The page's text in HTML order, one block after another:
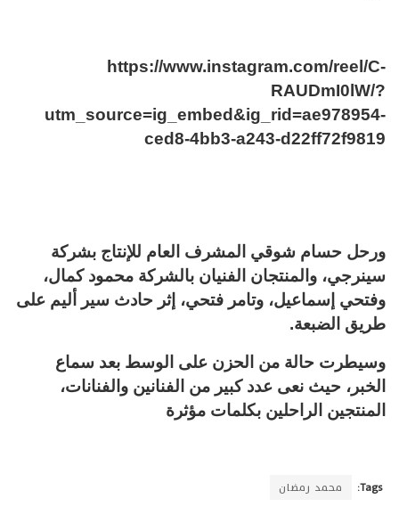
https://www.instagram.com/reel/C-
RAUDmI0lW/?
utm_source=ig_embed&ig_rid=ae978954-
ced8-4bb3-a243-d22ff72f9819
ورحل حسام شوقي المشرف العام للإنتاج بشركة
سينرجي، والمنتجان الفنيان بالشركة محمود كمال،
وفتحي إسماعيل، وتامر فتحي، إثر حادث سير أليم على
طريق الضبعة.
وسيطرت حالة من الحزن على الوسط بعد سماع
الخبر، حيث نعى عدد كبير من الفنانين والفنانات،
المنتجين الراحلين بكلمات مؤثرة
Tags: محمد رمضان